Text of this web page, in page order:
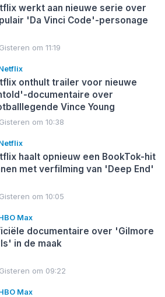
werkt aan nieuwe serie over
'Da Vinci Code'-personage
Gisteren om 11:19
onthult trailer voor nieuwe
documentaire over
Vince Young
Gisteren om 10:38
haalt opnieuw een BookTok-hit
met verfilming van 'Deep End'
Gisteren om 10:05
Max
documentaire over 'Gilmore
in de maak
Gisteren om 09:22
Max